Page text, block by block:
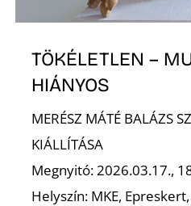
TÖKÉLETLEN –
HIÁNYOS
MERÉSZ MÁTÉ BALÁZS
KIÁLLÍTÁSA
Megnyitó: 2026.03.17.,
Helyszín: MKE,